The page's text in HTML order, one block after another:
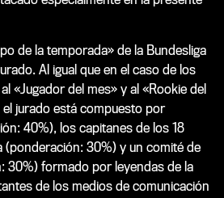
de la temporada» de la Bundesliga
Al igual que en el caso de los
«Jugador del mes» y al «Rookie del
el jurado está compuesto por
40%), los capitanes de los 18
(ponderación: 30%) y un comité de
30%) formado por leyendas de la
de los medios de comunicación